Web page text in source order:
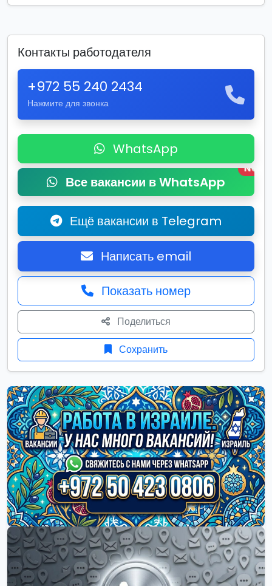
Контакты работодателя
+972 55 240 2434
Нажмите для звонка
WhatsApp
Все вакансии в WhatsApp
New
Ещё вакансии в Telegram
Написать email
Показать номер
Поделиться
Сохранить